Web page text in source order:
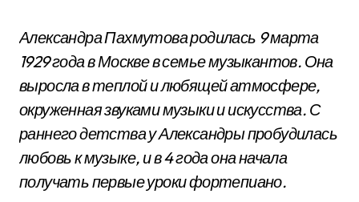
Александра Пахмутова родилась 9 марта
1929 года в Москве в семье музыкантов. Она
выросла в теплой и любящей атмосфере,
окруженная звуками музыки и искусства. С
раннего детства у Александры пробудилась
любовь к музыке, и в 4 года она начала
получать первые уроки фортепиано.